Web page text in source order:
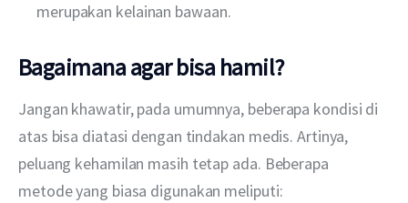
merupakan kelainan bawaan.
Bagaimana agar bisa hamil?
Jangan khawatir, pada umumnya, beberapa kondisi di
atas bisa diatasi dengan tindakan medis. Artinya,
peluang kehamilan masih tetap ada. Beberapa
metode yang biasa digunakan meliputi: